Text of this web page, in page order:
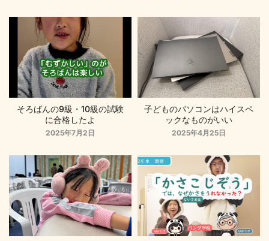
そろばんの9級・10級の試験
に合格したよ
2025年7月2日
子どものパソコンはハイスペ
ックなものがいい
2025年4月25日